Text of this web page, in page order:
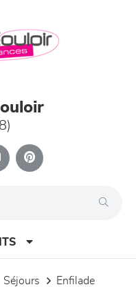
séjours
enfilade